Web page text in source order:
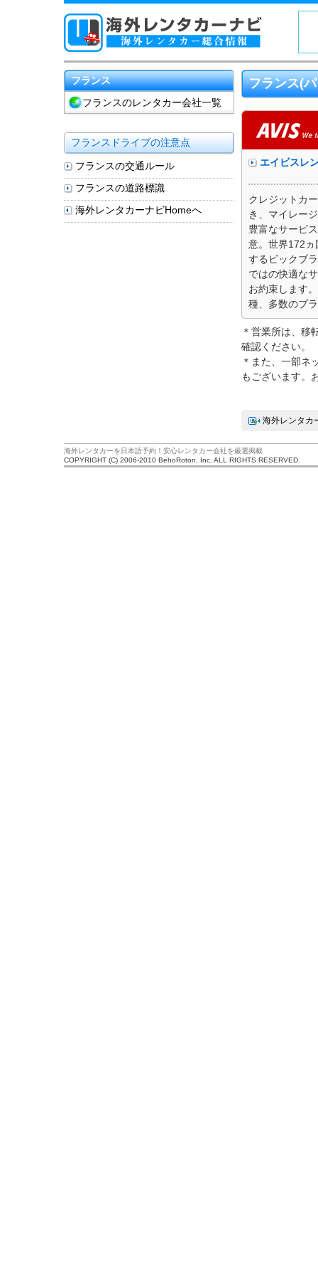
フランス
フランスのレンタカー会社一覧
フランスドライブの注意点
フランスの交通ルール
フランスの道路標識
海外レンタカーナビHomeへ
フランス(
エイビスレ
クレジットカ
き、マイレー
豊富なサービ
意。世界172ヵ
するビックブ
ではの快適な
お約束します
種、多数のプ
＊営業所は、移
確認ください。
＊また、一部ネ
もございます。
海外レンタカ
海外レンタカーを日本語予約！安心レンタカー会社を厳選掲載
COPYRIGHT (C) 2006-2010 BehoRoton, Inc. ALL RIGHTS RESERVED.